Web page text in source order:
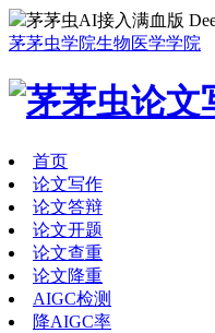
茅茅虫AI接入满血版
茅茅虫学院生物医学学院
首页
论文写作
论文答辩
论文开题
论文查重
论文降重
AIGC检测
降AIGC率